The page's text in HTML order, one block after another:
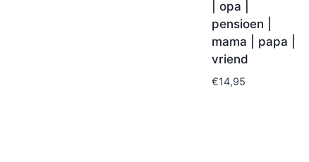
| opa |
pensioen |
mama | papa |
vriend
€14,95